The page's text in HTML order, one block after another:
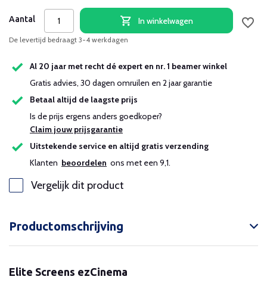
Aantal In winkelwagen
De levertijd bedraagt 3-4 werkdagen
Al 20 jaar met recht dé expert en nr. 1 beamer winkel
Gratis advies, 30 dagen omruilen en 2 jaar garantie
Betaal altijd de laagste prijs
Is de prijs ergens anders goedkoper?
Claim jouw prijsgarantie
Uitstekende service en altijd gratis verzending
Klanten beoordelen ons met een 9,1.
Vergelijk dit product
Productomschrijving
Elite Screens ezCinema